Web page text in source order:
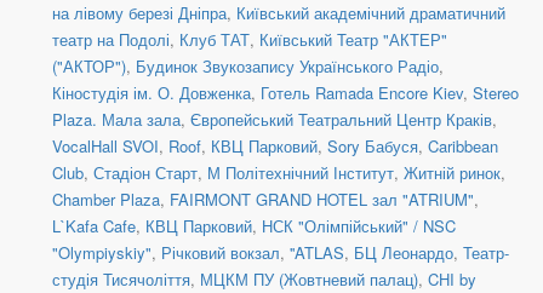
на лівому березі Дніпра, Київський академічний драматичний
театр на Подолі, Клуб ТАТ, Київський Театр "АКТЕР"
("АКТОР"), Будинок Звукозапису Українського Радіо,
Кіностудія ім. О. Довженка, Готель Ramada Encore Kiev, Stereo
Plaza. Мала зала, Європейський Театральний Центр Краків,
VocalHall SVOI, Roof, КВЦ Парковий, Sory Бабуся, Caribbean
Club, Стадіон Старт, М Політехнічний Інститут, Житній ринок,
Chamber Plaza, FAIRMONT GRAND HOTEL зал "ATRIUM",
L`Kafa Cafe, КВЦ Парковий, НСК "Олімпійський" / NSC
"Olympiyskiy", Річковий вокзал, ''ATLAS, БЦ Леонардо, Театр-
студія Тисячоліття, МЦКМ ПУ (Жовтневий палац), CHI by